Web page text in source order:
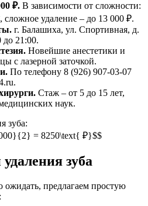
₽. В зависимости от сложности:
сложное удаление – до 13 000 ₽.
г. Балашиха, ул. Спортивная, д.
до 21:00.
Новейшие анестетики и
с лазерной заточкой.
По телефону 8 (926) 907-03-07
Стаж – от 5 до 15 лет,
наук.
зуба:
= 8250\text{ ₽}$$
зуба
ожидать, предлагаем простую